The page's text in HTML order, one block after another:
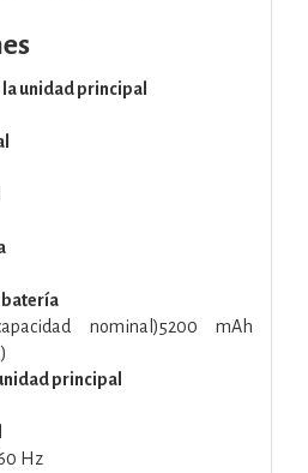
unidad principal
batería
nominal)5200 mAh
principal
Hz